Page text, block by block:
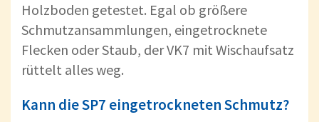
Holzboden getestet. Egal ob größere
Schmutzansammlungen, eingetrocknete
Flecken oder Staub, der VK7 mit Wischaufsatz
rüttelt alles weg.
Kann die SP7 eingetrockneten Schmutz?